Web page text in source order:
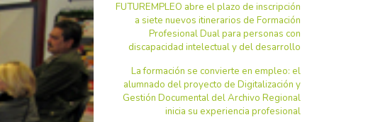
FUTUREMPLEO abre el plazo de inscripción
a siete nuevos itinerarios de Formación
Profesional Dual para personas con
discapacidad intelectual y del desarrollo
La formación se convierte en empleo: el
alumnado del proyecto de Digitalización y
Gestión Documental del Archivo Regional
inicia su experiencia profesional